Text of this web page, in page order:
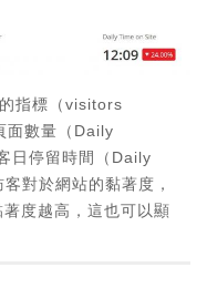
指標（visitors
面數量（Daily
日停留時間（Daily
對於網站的黏著度，
度越高，這也可以顯